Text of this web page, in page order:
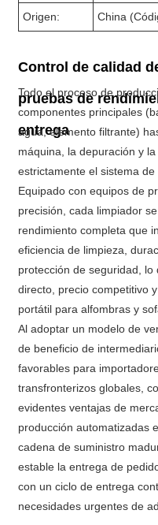
Origen: China
Control de calidad
pruebas de
entrega
Todo el proceso de
componentes principales
agua, elemento filtrante)
máquina, la depuración y
estrictamente el sistema de
Equipado con equipos de
precisión, cada limpiador
rendimiento completa que
eficiencia de limpieza,
protección de seguridad,
directo, precio competitivo
portátil para alfombras y
Al adoptar un modelo de
de beneficio de
favorables para
transfronterizos globales,
evidentes ventajas de
producción automatizadas
cadena de suministro
estable la entrega de
con un ciclo de entrega
necesidades urgentes de